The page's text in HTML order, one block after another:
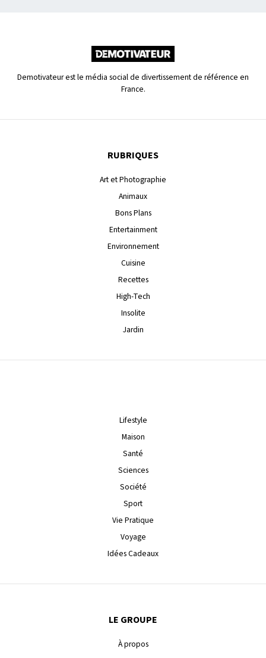
Demotivateur est le média social de divertissement de référence en
France.
RUBRIQUES
Art et Photographie
Animaux
Bons Plans
Entertainment
Environnement
Cuisine
Recettes
High-Tech
Insolite
Jardin
Lifestyle
Maison
Santé
Sciences
Société
Sport
Vie Pratique
Voyage
Idées Cadeaux
LE GROUPE
À propos